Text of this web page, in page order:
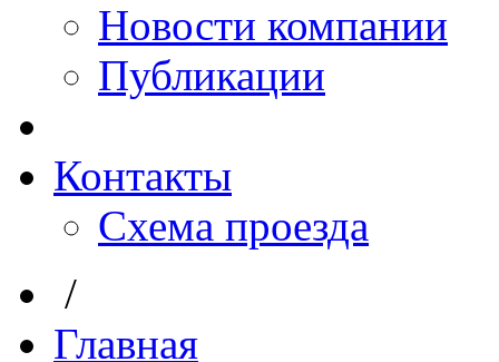
Новости компании
Публикации
Контакты
Схема проезда
/
Главная